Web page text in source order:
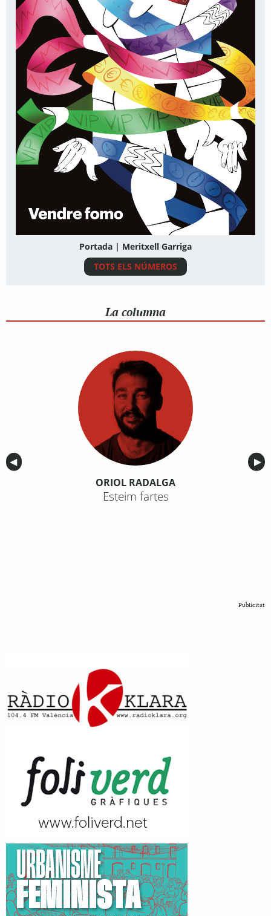
Portada | Meritxell Garriga
TOTS ELS NÚMEROS
La columna
Anterior
◀︎ ▶︎
ORIOL RADALGA
Esteim fartes
Publicitat